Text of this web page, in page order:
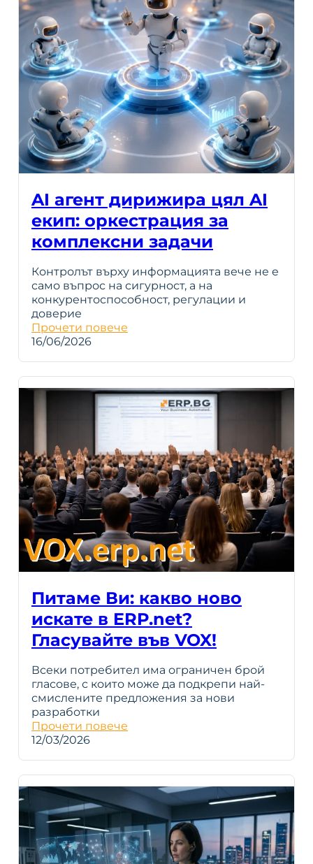
AI агент дирижира цял AI
екип: оркестрация за
комплексни задачи
Контролът върху информацията вече не е
само въпрос на сигурност, а на
конкурентоспособност, регулации и
доверие
Прочети повече
16/06/2026
Питаме Ви: какво ново
искате в ERP.net?
Гласувайте във VOX!
Всеки потребител има ограничен брой
гласове, с които може да подкрепи най-
смислените предложения за нови
разработки
Прочети повече
12/03/2026